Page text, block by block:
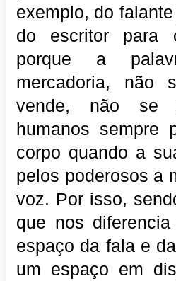
exemplo, do
do escritor para
porque a
mercadoria, não
vende, não se
humanos sempre
corpo quando a
pelos poderosos a
voz. Por isso,
que nos
espaço da fala e
um espaço em